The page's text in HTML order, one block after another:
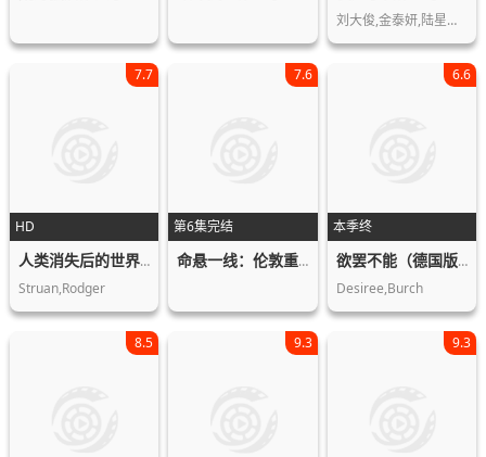
刘大俊,金泰妍,陆星材,Code,Kunst…
HD
7.7
人类消失后的世界第一季
Struan,Rodger
第6集完结
7.6
命悬一线：伦敦重症急救实录第一季
本季终
6.6
欲罢不能（德国版）第一季
Desiree,Burch
8.5 9.3 9.3